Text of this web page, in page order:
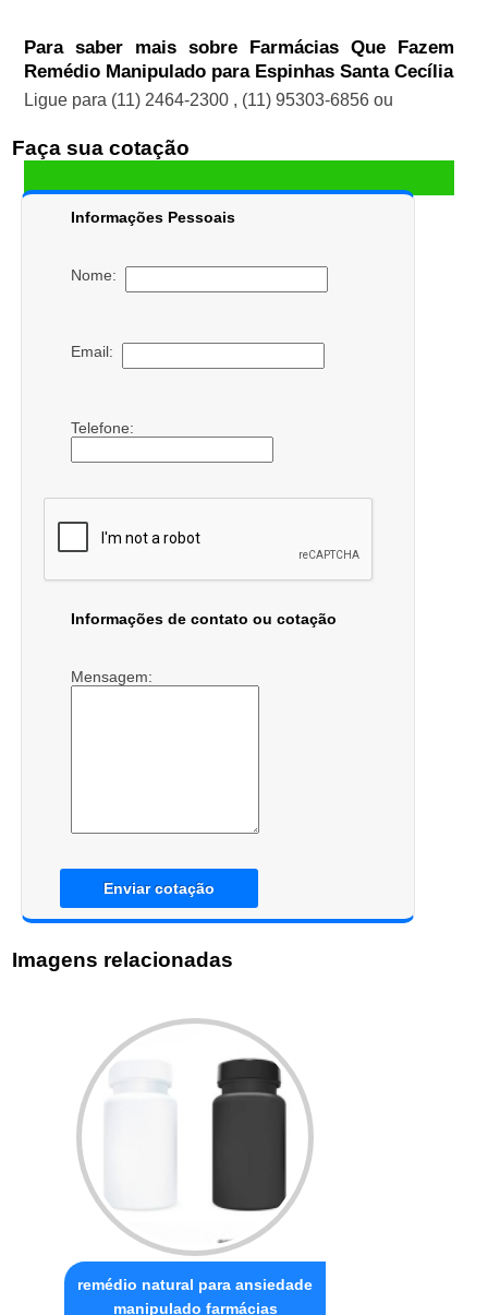
Para saber mais sobre Farmácias Que Fazem
Remédio Manipulado para Espinhas Santa Cecília
Ligue para (11) 2464-2300 , (11) 95303-6856 ou
Faça sua cotação
Informações Pessoais
Nome:
Email:
Telefone:
Informações de contato ou cotação
Mensagem:
Enviar cotação
Imagens relacionadas
remédio natural para ansiedade
manipulado farmácias